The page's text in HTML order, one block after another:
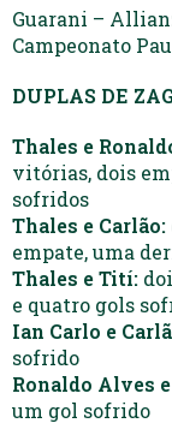
Guarani –
Campeonato
DUPLAS DE
Thales e
vitórias, dois
sofridos
Thales e Carlão:
empate, uma
Thales e Tití:
e quatro gols
Ian Carlo e
sofrido
Ronaldo Alves
um gol sofrido